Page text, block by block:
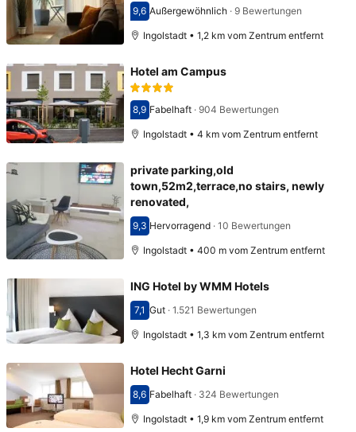
Bewertet mit 9,6
9,6 Außergewöhnlich· 9 Bewertungen
Ingolstadt • 1,2 km vom Zentrum entfernt
Hotel am Campus
Bewertet mit 8,9
8,9 Fabelhaft· 904 Bewertungen
Ingolstadt • 4 km vom Zentrum entfernt
private parking,old
town,52m2,terrace,no stairs, newly
renovated,
Bewertet mit 9,3
9,3 Hervorragend· 10 Bewertungen
Ingolstadt • 400 m vom Zentrum entfernt
ING Hotel by WMM Hotels
Bewertet mit 7,1
7,1 Gut· 1.521 Bewertungen
Ingolstadt • 1,3 km vom Zentrum entfernt
Hotel Hecht Garni
Bewertet mit 8,6
8,6 Fabelhaft· 324 Bewertungen
Ingolstadt • 1,9 km vom Zentrum entfernt